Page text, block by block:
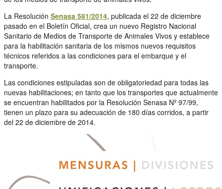
La Resolución Senasa 581/2014, publicada el 22 de diciembre
pasado en el Boletín Oficial, crea un nuevo Registro Nacional
Sanitario de Medios de Transporte de Animales Vivos y establece
para la habilitación sanitaria de los mismos nuevos requisitos
técnicos referidos a las condiciones para el embarque y el
transporte.
Las condiciones estipuladas son de obligatoriedad para todas las
nuevas habilitaciones; en tanto que los transportes que actualmente
se encuentran habilitados por la Resolución Senasa Nº 97/99,
tienen un plazo para su adecuación de 180 días corridos, a partir
del 22 de diciembre de 2014.